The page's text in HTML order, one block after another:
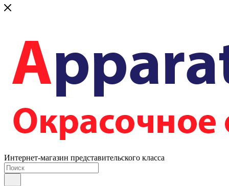
Интернет-магазин представительского класса